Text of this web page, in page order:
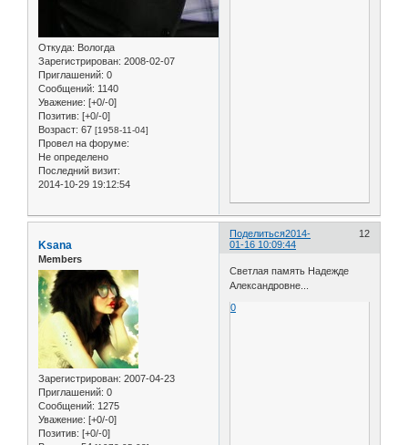
Откуда: Вологда
Зарегистрирован: 2008-02-07
Приглашений: 0
Сообщений: 1140
Уважение: [+0/-0]
Позитив: [+0/-0]
Возраст: 67 [1958-11-04]
Провел на форуме:
Не определено
Последний визит:
2014-10-29 19:12:54
Поделиться 12
2014-
01-16 10:09:44
Ksana
Members
Зарегистрирован: 2007-04-23
Приглашений: 0
Сообщений: 1275
Уважение: [+0/-0]
Позитив: [+0/-0]
Светлая память Надежде
Александровне...
0